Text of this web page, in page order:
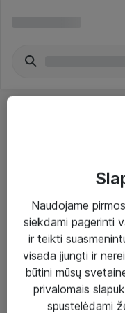
Paslaugos
Sprendimai
Įgyvendinti projektai
Atea ekspertų patarimai
Naudojame
siekdami pagerinti
ir teikti
visada įjungti ir
būtini mūsų
privalomais
spustelėdami